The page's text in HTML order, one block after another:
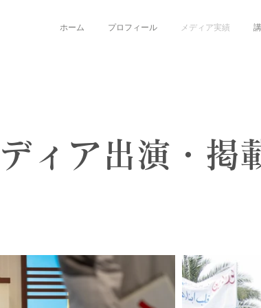
ホーム プロフィール メディア実績
ィア出演・掲